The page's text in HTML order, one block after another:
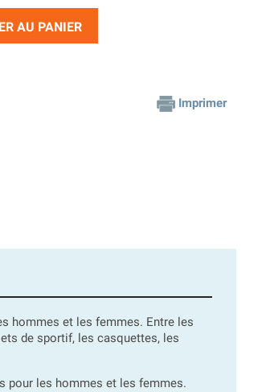
AU PANIER
Imprimer
hommes et les femmes. Entre les
de sportif, les casquettes, les
pour les hommes et les femmes.